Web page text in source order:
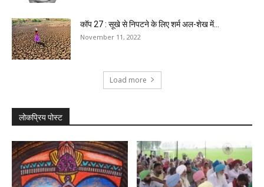
कॉप 27 : सूखे से निपटने के लिए शर्म अल-शेख में...
November 11, 2022
Load more
लोकप्रिय पोस्ट